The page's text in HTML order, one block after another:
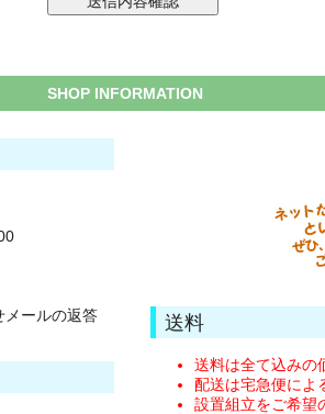
SHOP INFORMATION
メールの返答
送料
送料は全て込みの
配送は宅急便によ
設置組立をご希望